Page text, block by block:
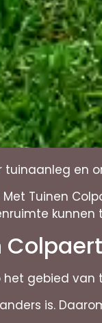
tuinaanleg en
Tuinen
kunnen
het gebied
is.